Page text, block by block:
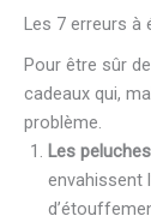
Les 7 erreurs à
Pour être sûr
cadeaux qui,
problème.
Les
envahissent